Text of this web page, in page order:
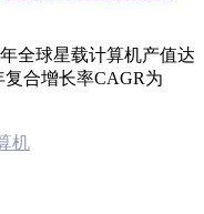
全球星载计算机产值达
复合增长率CAGR为
机